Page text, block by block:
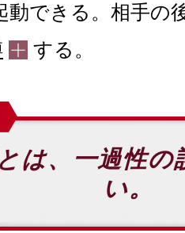
動できる。相手の
する。
は、一過性
い。